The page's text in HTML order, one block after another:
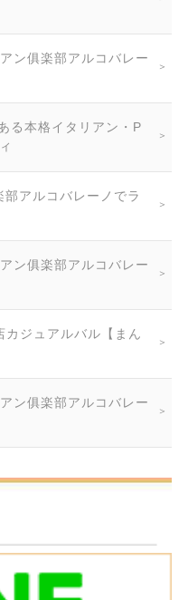
ン俱楽部アルコバレー
る本格イタリアン・P
アルコバレーノでラ
ン俱楽部アルコバレー
ジュアルバル【まん
ン俱楽部アルコバレー